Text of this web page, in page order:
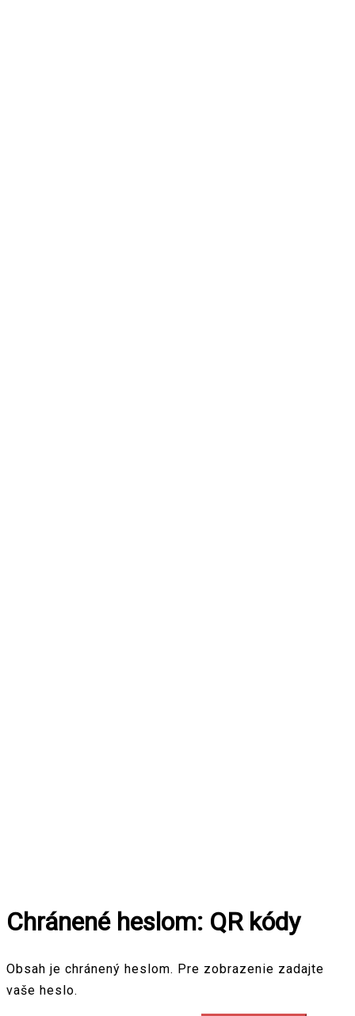
Chránené heslom: QR kódy
Obsah je chránený heslom. Pre zobrazenie zadajte
vaše heslo.